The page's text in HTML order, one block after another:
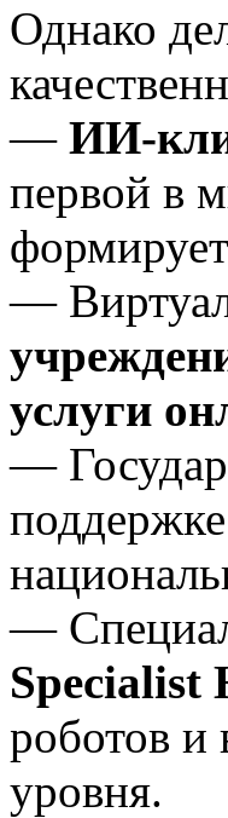
Однако
— ИИ-
первой в
—
услуги
—
—
Specialist
роботов и
уровня.